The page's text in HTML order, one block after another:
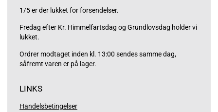
1/5 er der lukket for forsendelser.
Fredag efter Kr. Himmelfartsdag og Grundlovsdag holder vi
lukket.
Ordrer modtaget inden kl. 13:00 sendes samme dag,
såfremt varen er på lager.
LINKS
Handelsbetingelser